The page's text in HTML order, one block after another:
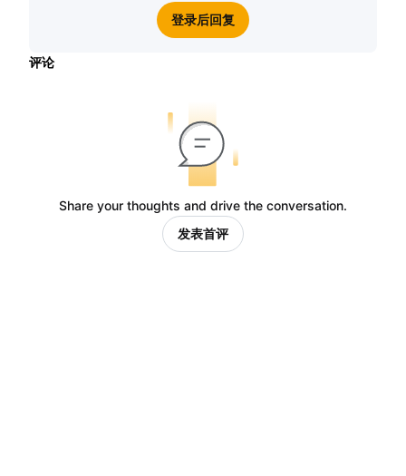
登录后回复
评论
Share your thoughts and drive the conversation.
发表首评